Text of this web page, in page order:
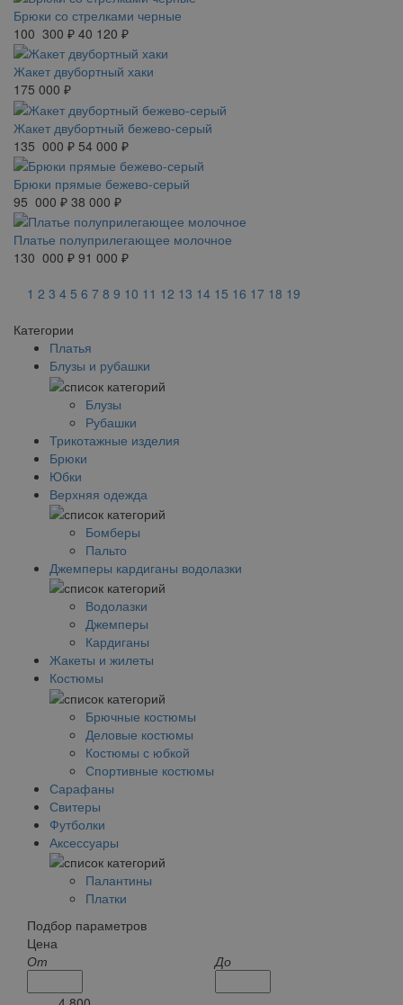
Брюки со стрелками черные
100 300 ₽ 40 120 ₽
Жакет двубортный хаки
175 000 ₽
Жакет двубортный бежево-серый
135 000 ₽ 54 000 ₽
Брюки прямые бежево-серый
95 000 ₽ 38 000 ₽
Платье полуприлегающее молочное
130 000 ₽ 91 000 ₽
1 2 3 4 5 6 7 8 9 10 11 12 13 14 15 16 17 18 19
Категории
Платья
Блузы и рубашки
Блузы
Рубашки
Трикотажные изделия
Брюки
Юбки
Верхняя одежда
Бомберы
Пальто
Джемперы кардиганы водолазки
Водолазки
Джемперы
Кардиганы
Жакеты и жилеты
Костюмы
Брючные костюмы
Деловые костюмы
Костюмы с юбкой
Спортивные костюмы
Сарафаны
Свитеры
Футболки
Аксессуары
Палантины
Платки
Подбор параметров
Цена
От
До